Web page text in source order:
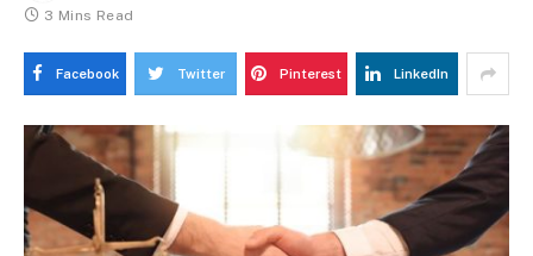
3 Mins Read
Facebook Twitter Pinterest LinkedIn